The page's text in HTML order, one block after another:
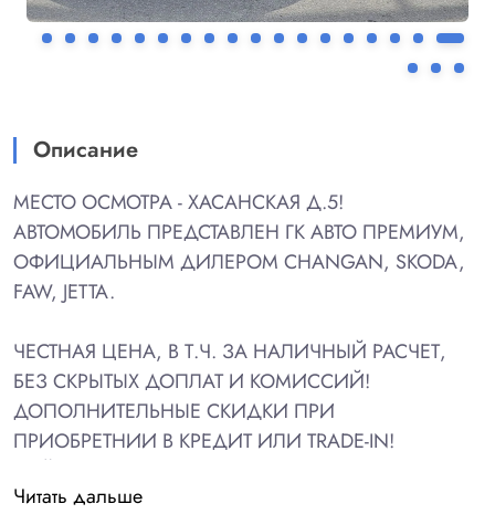
Описание
МЕСТО ОСМОТРА - ХАСАНСКАЯ Д.5!
АВТОМОБИЛЬ ПРЕДСТАВЛЕН ГК АВТО ПРЕМИУМ,
ОФИЦИАЛЬНЫМ ДИЛЕРОМ CHANGAN, SKODA,
FAW, JETTA.
ЧЕСТНАЯ ЦЕНА, В Т.Ч. ЗА НАЛИЧНЫЙ РАСЧЕТ,
БЕЗ СКРЫТЫХ ДОПЛАТ И КОМИССИЙ!
ДОПОЛНИТЕЛЬНЫЕ СКИДКИ ПРИ
ПРИОБРЕТНИИ В КРЕДИТ ИЛИ TRADE-IN!
КРЕДИТНЫЕ ПРОГРАММЫ.
Читать дальше